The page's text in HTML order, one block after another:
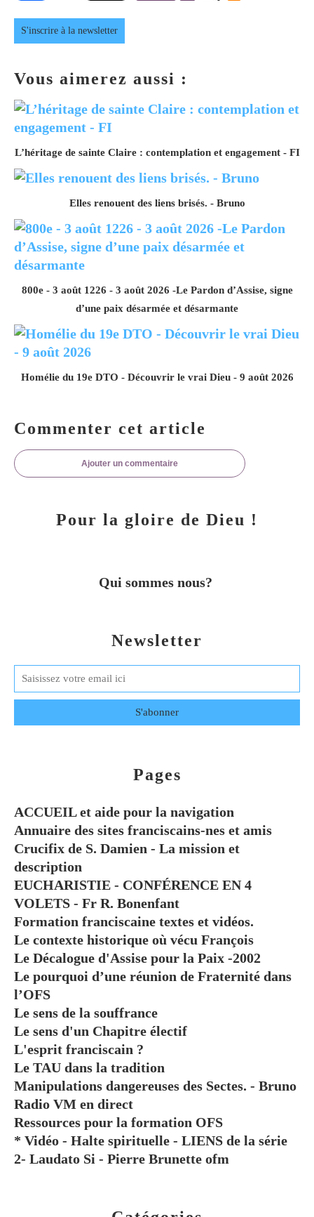
S'inscrire à la newsletter
Vous aimerez aussi :
L’héritage de sainte Claire : contemplation et engagement - FI
Elles renouent des liens brisés. - Bruno
800e - 3 août 1226 - 3 août 2026 -Le Pardon d’Assise, signe
d’une paix désarmée et désarmante
Homélie du 19e DTO - Découvrir le vrai Dieu - 9 août 2026
Commenter cet article
Ajouter un commentaire
Newsletter
Pages
ACCUEIL et aide pour la navigation
Annuaire des sites franciscains-nes et amis
Crucifix de S. Damien - La mission et
description
EUCHARISTIE - CONFÉRENCE EN 4
VOLETS - Fr R. Bonenfant
Formation franciscaine textes et vidéos.
Le contexte historique où vécu François
Le Décalogue d'Assise pour la Paix -2002
Le pourquoi d’une réunion de Fraternité dans
l’OFS
Le sens de la souffrance
Le sens d'un Chapitre électif
L'esprit franciscain ?
Le TAU dans la tradition
Manipulations dangereuses des Sectes. - Bruno
Radio VM en direct
Ressources pour la formation OFS
* Vidéo - Halte spirituelle - LIENS de la série
2- Laudato Si - Pierre Brunette ofm
Pour la gloire de Dieu !
Qui sommes nous?